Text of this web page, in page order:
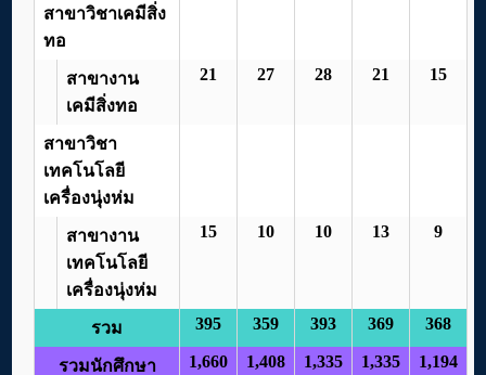
สาขาวิชาเคมีสิ่ง
ทอ
สาขางาน
เคมีสิ่งทอ
21 27 28 21 15
สาขาวิชา
เทคโนโลยี
เครื่องนุ่งห่ม
สาขางาน
เทคโนโลยี
เครื่องนุ่งห่ม
15 10 10 13 9
รวม 395 359 393 369 368
รวมนักศึกษา
1,660 1,408 1,335 1,335 1,194